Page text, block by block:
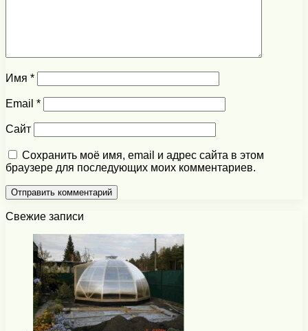
Имя *
Email *
Сайт
Сохранить моё имя, email и адрес сайта в этом
браузере для последующих моих комментариев.
Свежие записи